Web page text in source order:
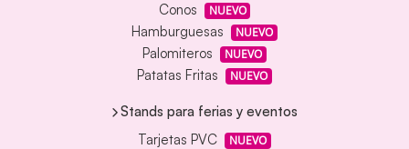
Conos NUEVO
Hamburguesas NUEVO
Palomiteros NUEVO
Patatas Fritas NUEVO
Stands para ferias y eventos
Tarjetas PVC
NUEVO